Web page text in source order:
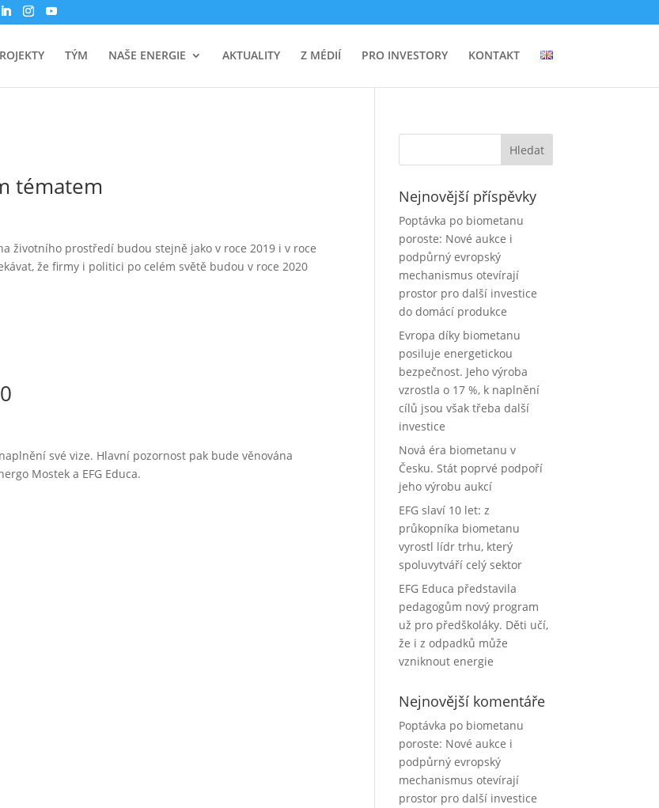
TÝM NAŠE ENERGIE AKTUALITY Z MÉDIÍ PRO INVESTORY KONTAKT
tématem
životního prostředí budou stejně jako v roce 2019 i v roce
že firmy i politici po celém světě budou v roce 2020
své vize. Hlavní pozornost pak bude věnována
Mostek a EFG Educa.
Nejnovější příspěvky
Poptávka po biometanu
poroste: Nové aukce i
podpůrný evropský
mechanismus otevírají
prostor pro další investice
do domácí produkce
Evropa díky biometanu
posiluje energetickou
bezpečnost. Jeho výroba
vzrostla o 17 %, k naplnění
cílů jsou však třeba další
investice
Nová éra biometanu v
Česku. Stát poprvé podpoří
jeho výrobu aukcí
EFG slaví 10 let: z
průkopníka biometanu
vyrostl lídr trhu, který
spoluvytváří celý sektor
EFG Educa představila
pedagogům nový program
už pro předškoláky. Děti učí,
že i z odpadků může
vzniknout energie
Nejnovější komentáře
Poptávka po biometanu
poroste: Nové aukce i
podpůrný evropský
mechanismus otevírají
prostor pro další investice